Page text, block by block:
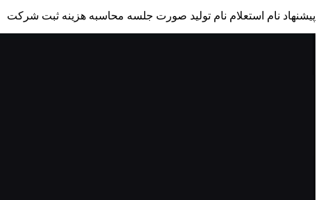
پیشنهاد نام استعلام نام تولید صورت جلسه محاسبه هزینه ثبت شرکت